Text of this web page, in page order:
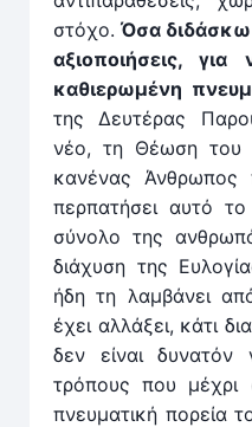
στόχο. Όσα διδάσκω
αξιοποιήσεις,
καθιερωμένη
της Δευτέρας
νέο, τη Θέωση του
κανένας
περπατήσει αυτό
σύνολο της
διάχυση της
ήδη τη λαμβάνει
έχει αλλάξει, κάτι
δεν είναι
τρόπους που
πνευματική πορεία